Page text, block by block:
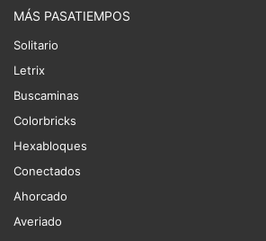
MÁS PASATIEMPOS
Solitario
Letrix
Buscaminas
Colorbricks
Hexabloques
Conectados
Ahorcado
Averiado